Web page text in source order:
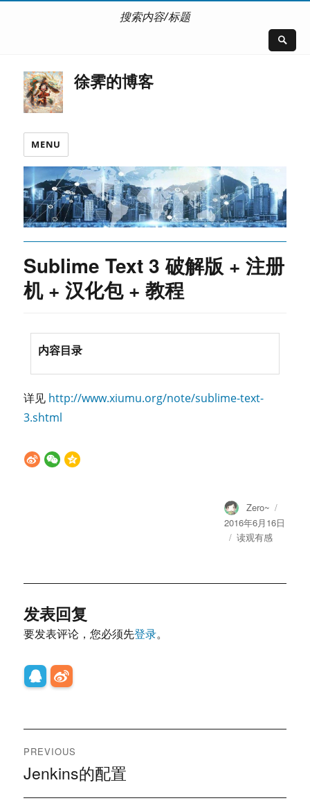
搜索内容/标题
徐霁的博客
MENU
Sublime Text 3 破解版 + 注册
机 + 汉化包 + 教程
内容目录
详见 http://www.xiumu.org/note/sublime-text-
3.shtml
Author
Zero~
on
2016年6月16日
Categories
读观有感
发表回复
要发表评论，您必须先登录。
文
章
导
PREVIOUS
Previous
Jenkins的配置